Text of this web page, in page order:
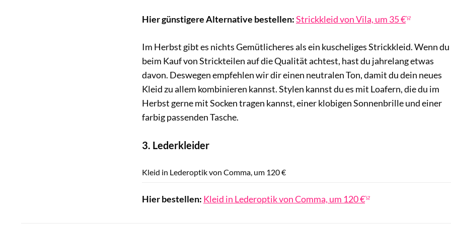
Hier günstigere Alternative bestellen:Strickkleid von Vila, um 35 €
Im Herbst gibt es nichts Gemütlicheres als ein kuscheliges Strickkleid. Wenn du
beim Kauf von Strickteilen auf die Qualität achtest, hast du jahrelang etwas
davon. Deswegen empfehlen wir dir einen neutralen Ton, damit du dein neues
Kleid zu allem kombinieren kannst. Stylen kannst du es mit Loafern, die du im
Herbst gerne mit Socken tragen kannst, einer klobigen Sonnenbrille und einer
farbig passenden Tasche.
3. Lederkleider
Kleid in Lederoptik von Comma, um 120 €
Hier bestellen: Kleid in Lederoptik von Comma, um 120 €